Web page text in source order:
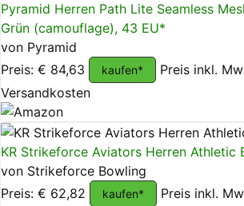
Pyramid Herren Path Lite Seamless
Grün (camouflage), 43 EU*
von Pyramid
Preis: € 84,63
kaufen*
Preis inkl.
Versandkosten
KR Strikeforce Aviators Herren Athletic
von Strikeforce Bowling
Preis: € 62,82
kaufen*
Preis inkl.